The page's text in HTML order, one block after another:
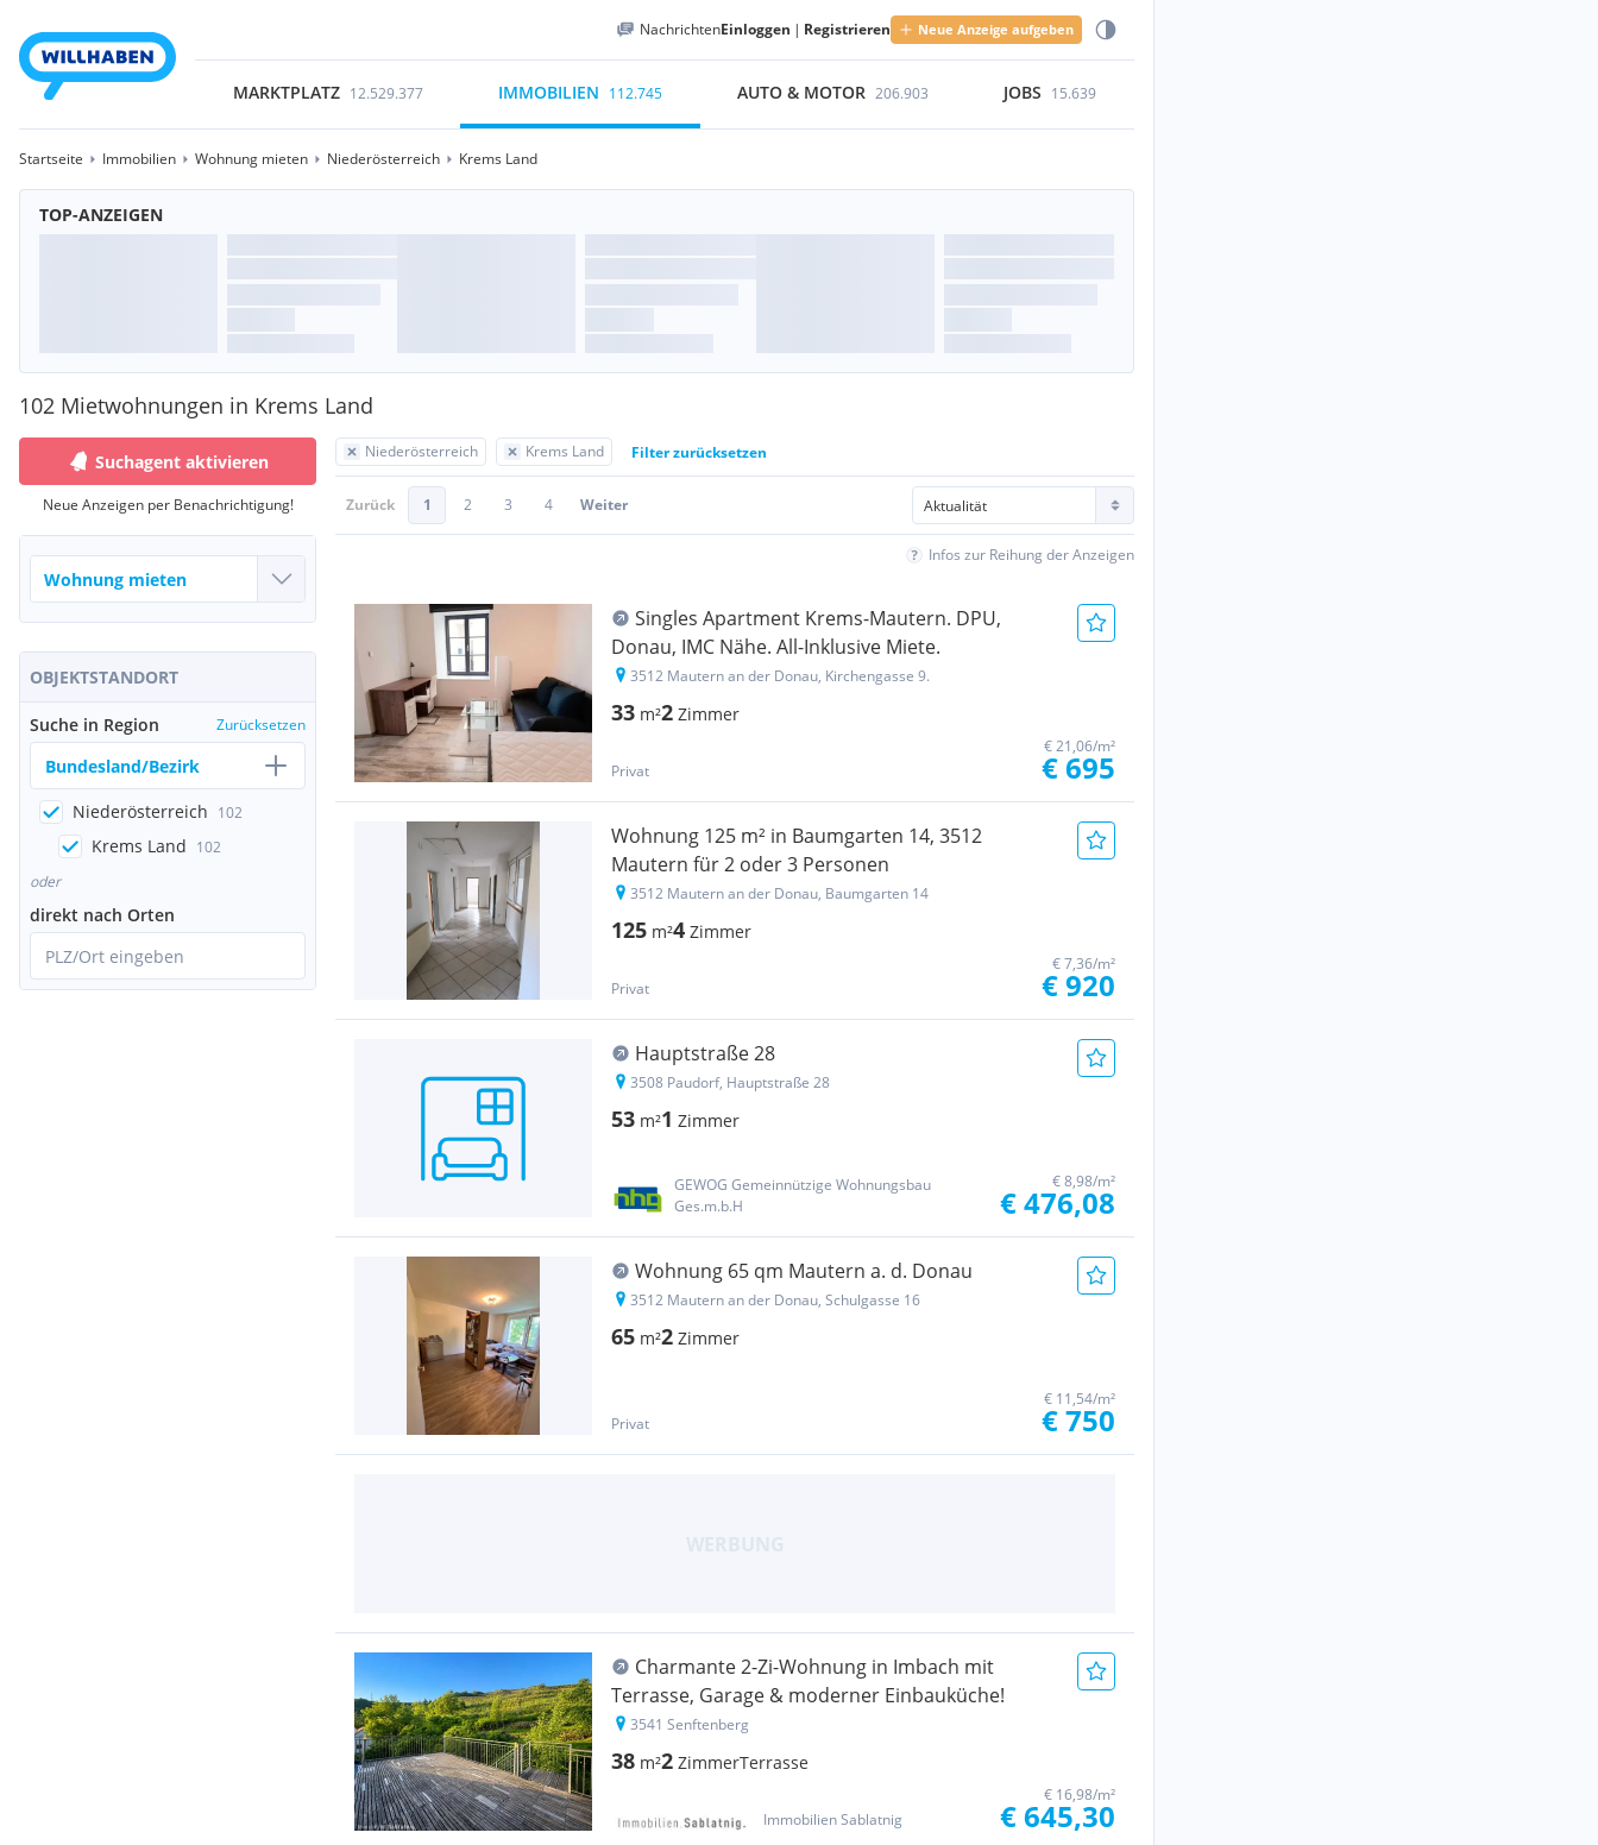
NachrichtenEinloggen | Registrieren Neue Anzeige aufgeben
MARKTPLATZ 12.529.377 IMMOBILIEN 112.745 AUTO & MOTOR 206.903 JOBS 15.639
Startseite Immobilien Wohnung mieten Niederösterreich Krems Land
TOP-ANZEIGEN
102 Mietwohnungen in Krems Land
Suchagent aktivieren
Neue Anzeigen per Benachrichtigung!
OBJEKTSTANDORT
Suche in Region Zurücksetzen
Bundesland/Bezirk
Niederösterreich 102
Krems Land 102
oder
direkt nach Orten
PLZ/Ort eingeben
Niederösterreich Krems Land Filter zurücksetzen
Zurück 1 2 3 4 Weiter
Infos zur Reihung der Anzeigen
Singles Apartment Krems-Mautern. DPU,
Donau, IMC Nähe. All-Inklusive Miete.
3512 Mautern an der Donau, Kirchengasse 9.
33 m²2 Zimmer
Privat
€ 21,06/m²
€ 695
Wohnung 125 m² in Baumgarten 14, 3512
Mautern für 2 oder 3 Personen
3512 Mautern an der Donau, Baumgarten 14
125 m²4 Zimmer
Privat
€ 7,36/m²
€ 920
Hauptstraße 28
3508 Paudorf, Hauptstraße 28
53 m²1 Zimmer
GEWOG Gemeinnützige Wohnungsbau
Ges.m.b.H
€ 8,98/m²
€ 476,08
Wohnung 65 qm Mautern a. d. Donau
3512 Mautern an der Donau, Schulgasse 16
65 m²2 Zimmer
Privat
€ 11,54/m²
€ 750
Charmante 2-Zi-Wohnung in Imbach mit
Terrasse, Garage & moderner Einbauküche!
3541 Senftenberg
38 m²2 ZimmerTerrasse
Immobilien Sablatnig
€ 16,98/m²
€ 645,30